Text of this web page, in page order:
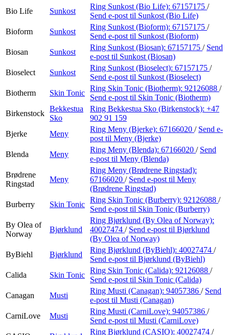
Bio Life
Sunkost
Ring Sunkost (Bio Life): 67157175 /
Send e-post til Sunkost (Bio Life)
Bioform
Sunkost
Ring Sunkost (Bioform): 67157175 /
Send e-post til Sunkost (Bioform)
Biosan
Sunkost
Ring Sunkost (Biosan): 67157175 / Send
e-post til Sunkost (Biosan)
Bioselect
Sunkost
Ring Sunkost (Bioselect): 67157175 /
Send e-post til Sunkost (Bioselect)
Biotherm
Skin Tonic
Ring Skin Tonic (Biotherm): 92126088 /
Send e-post til Skin Tonic (Biotherm)
Birkenstock
Bekkestua
Sko
Ring Bekkestua Sko (Birkenstock): +47
902 91 159
Bjerke
Meny
Ring Meny (Bjerke): 67166020 / Send e-
post til Meny (Bjerke)
Blenda
Meny
Ring Meny (Blenda): 67166020 / Send
e-post til Meny (Blenda)
Brødrene
Ringstad
Meny
Ring Meny (Brødrene Ringstad):
67166020 / Send e-post til Meny
(Brødrene Ringstad)
Burberry
Skin Tonic
Ring Skin Tonic (Burberry): 92126088 /
Send e-post til Skin Tonic (Burberry)
By Olea of
Norway
Bjørklund
Ring Bjørklund (By Olea of Norway):
40027474 / Send e-post til Bjørklund
(By Olea of Norway)
ByBiehl
Bjørklund
Ring Bjørklund (ByBiehl): 40027474 /
Send e-post til Bjørklund (ByBiehl)
Calida
Skin Tonic
Ring Skin Tonic (Calida): 92126088 /
Send e-post til Skin Tonic (Calida)
Canagan
Musti
Ring Musti (Canagan): 94057386 / Send
e-post til Musti (Canagan)
CarniLove
Musti
Ring Musti (CarniLove): 94057386 /
Send e-post til Musti (CarniLove)
Ring Bjørklund (CASIO): 40027474 /